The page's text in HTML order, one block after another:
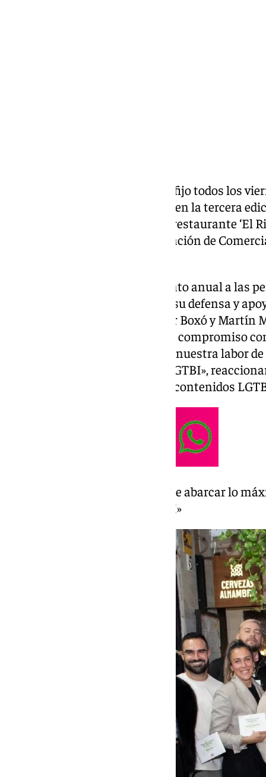
El programa ‘Holi’ de 101TV, un fijo todos los
21.30 horas, ha sido reconocido en la tercera
que pierdes’ organizados por el restaurante ‘El
también presidente de la Asociación de
Este evento es un reconocimiento anual a las
asociaciones que destacan por su defensa y
espacio ‘Holi’, dirigido por Javier Boxó y
protagonistas por su constante compromiso
hacia la diversidad. «Valoramos nuestra labor
voz a los jóvenes del colectivo LGTBI»,
del programa de divulgación de contenidos
«Valoramos nuestra labor de abarcar lo
jóvenes del colectivo LGTBI»